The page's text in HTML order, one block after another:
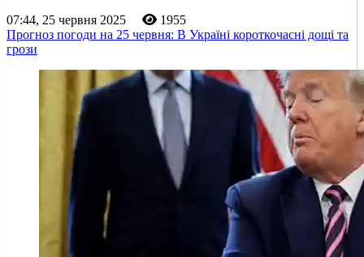
07:44, 25 червня 2025
1955
Прогноз погоди на 25 червня: В Україні короткочасні дощі та
грози